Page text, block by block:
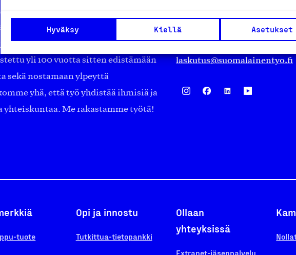
Hyväksy Kiellä Asetukset
puolueeton, työmarkkinajärjestöistä
on koko suomalaisen
ja yhteisöistä kansainvälisiin
yli 100 vuotta sitten edistämään
sekä nostamaan ylpeyttä
yhä, että työ yhdistää ihmisiä ja
yhteiskuntaa. Me rakastamme työtä!
Finland
laskutus@suomalainentyo.fi
tuote
Opi ja innostu
Tutkittua-tietopankki
Ollaan
yhteyksissä
Extranet-jäsenpalvelu